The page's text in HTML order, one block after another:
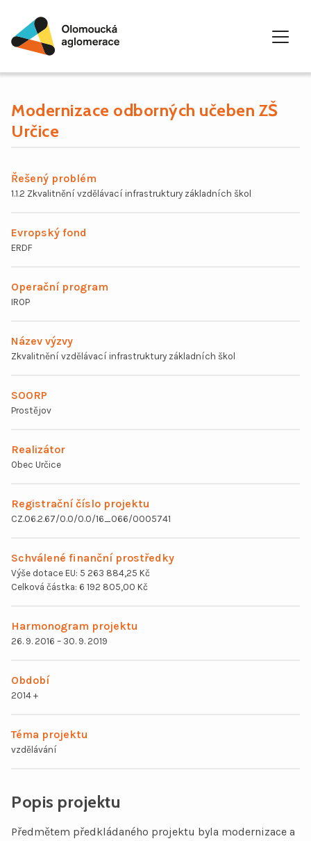
Skip
content
Vymezení území
Podporovatelná opatření
Tematická integrovaná řešení
Územní integrovaná řešení
Mezinárodní spolupráce
Zápisy z jednání
Harmonogram ITI OA
Výzvy
Modernizace odborných učeben ZŠ
Určice
Řešený problém
1.1.2 Zkvalitnění vzdělávací infrastruktury základních škol
Evropský fond
ERDF
Operační program
IROP
Název výzvy
Zkvalitnění vzdělávací infrastruktury základních škol
SOORP
Prostějov
Realizátor
Obec Určice
Registrační číslo projektu
CZ.06.2.67/0.0/0.0/16_066/0005741
Schválené finanční prostředky
Výše dotace EU: 5 263 884,25 Kč
Celková částka: 6 192 805,00 Kč
Harmonogram projektu
26. 9. 2016 – 30. 9. 2019
Období
2014 +
Téma projektu
vzdělávání
Popis projektu
Předmětem předkládaného projektu byla modernizace a